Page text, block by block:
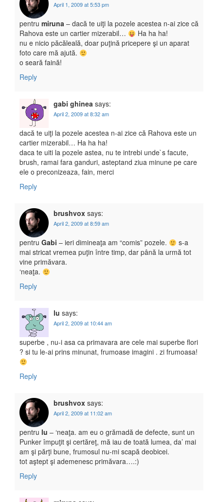
April 1, 2009 at 5:53 pm
pentru miruna – dacă te uiţi la pozele acestea n-ai zice că
Rahova este un cartier mizerabil…
Ha ha ha!
nu e nicio păcăleală, doar puţină pricepere şi un aparat
foto care mă ajută.
o seară faină!
Reply
gabi ghinea says:
April 2, 2009 at 8:32 am
dacă te uiţi la pozele acestea n-ai zice că Rahova este un
cartier mizerabil… Ha ha ha!
daca te uiti la pozele astea, nu te intrebi unde`s facute,
brush, ramai fara ganduri, asteptand ziua minune pe care
ele o preconizeaza, fain, merci
Reply
brushvox says:
April 2, 2009 at 8:59 am
pentru Gabi – ieri dimineaţa am “comis” pozele.
s-a
mai stricat vremea puţin între timp, dar până la urmă tot
vine primăvara.
‘neaţa.
Reply
lu says:
April 2, 2009 at 10:44 am
superbe , nu-i asa ca primavara are cele mai superbe flori
? si tu le-ai prins minunat, frumoase imagini . zi frumoasa!
Reply
brushvox says:
April 2, 2009 at 11:02 am
pentru lu – ‘neaţa. am eu o grămadă de defecte, sunt un
Punker împuţit şi certăreţ, mă iau de toată lumea, da’ mai
am şi părţi bune, frumosul nu-mi scapă deobicei.
tot aştept şi ademenesc primăvara….:)
Reply